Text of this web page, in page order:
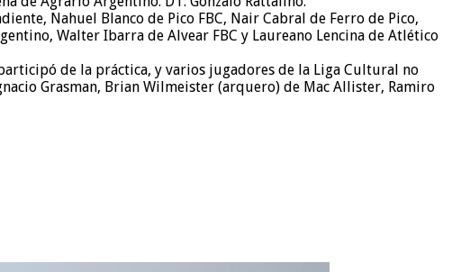
Nahuel Blanco de Pico FBC, Nair Cabral de Ferro de Pico,
Walter Ibarra de Alvear FBC y Laureano Lencina de Atlético
de la práctica, y varios jugadores de la Liga Cultural no
Grasman, Brian Wilmeister (arquero) de Mac Allister, Ramiro